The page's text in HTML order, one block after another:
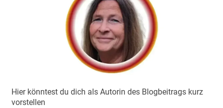
Hier könntest du dich als Autorin des Blogbeitrags kurz
vorstellen